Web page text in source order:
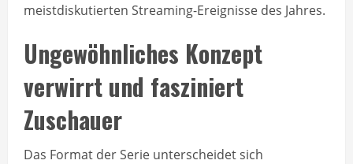
meistdiskutierten Streaming-Ereignisse des Jahres.
Ungewöhnliches Konzept
verwirrt und fasziniert
Zuschauer
Das Format der Serie unterscheidet sich